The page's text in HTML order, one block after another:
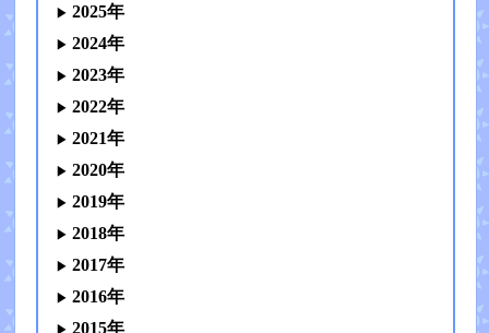
2025年
2024年
2023年
2022年
2021年
2020年
2019年
2018年
2017年
2016年
2015年